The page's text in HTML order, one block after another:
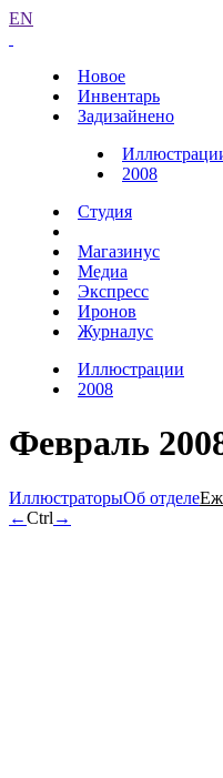
EN
Новое
Инвентарь
Задизайнено
2008
Студия
Магазинус
Медиа
Экспресс
Иронов
Журналус
Иллюстрации
2008
Февраль
ИллюстраторыОб отделе
←Ctrl →